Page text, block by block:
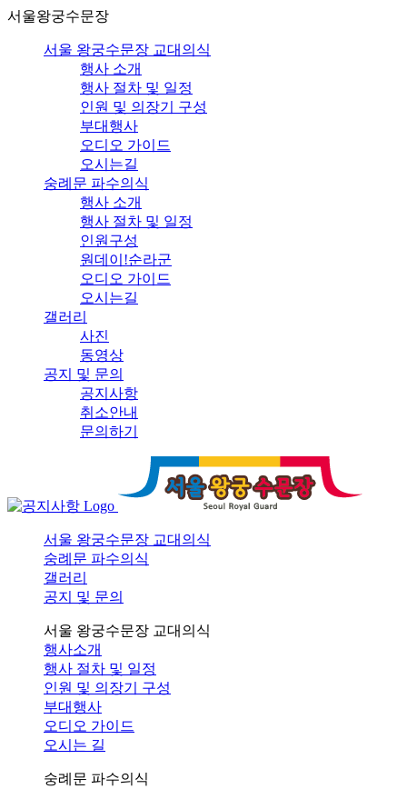
서울왕궁수문장
서울 왕궁수문장 교대의식
행사 소개
행사 절차 및 일정
인원 및 의장기 구성
부대행사
오디오 가이드
오시는길
숭례문 파수의식
행사 소개
행사 절차 및 일정
인원구성
원데이!순라군
오디오 가이드
오시는길
갤러리
사진
동영상
공지 및 문의
공지사항
취소안내
문의하기
서울 왕궁수문장 교대의식
숭례문 파수의식
갤러리
공지 및 문의
서울 왕궁수문장 교대의식
행사소개
행사 절차 및 일정
인원 및 의장기 구성
부대행사
오디오 가이드
오시는 길
숭례문 파수의식